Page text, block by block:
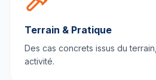
Terrain & Pratique
Des cas concrets issus du
activité.